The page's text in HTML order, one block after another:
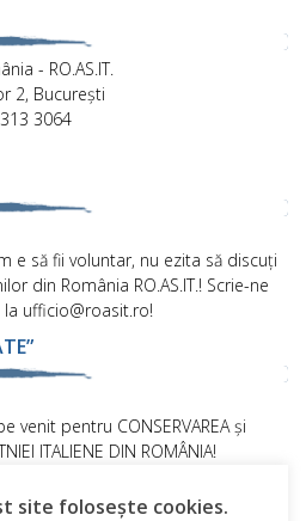
- RO.AS.IT.
2, București
3064
e să fii voluntar, nu ezita să discuți
din România RO.AS.IT.! Scrie-ne
ufficio@roasit.ro!
venit pentru CONSERVAREA și
ITALIENE DIN ROMÂNIA!
site folosește cookies.